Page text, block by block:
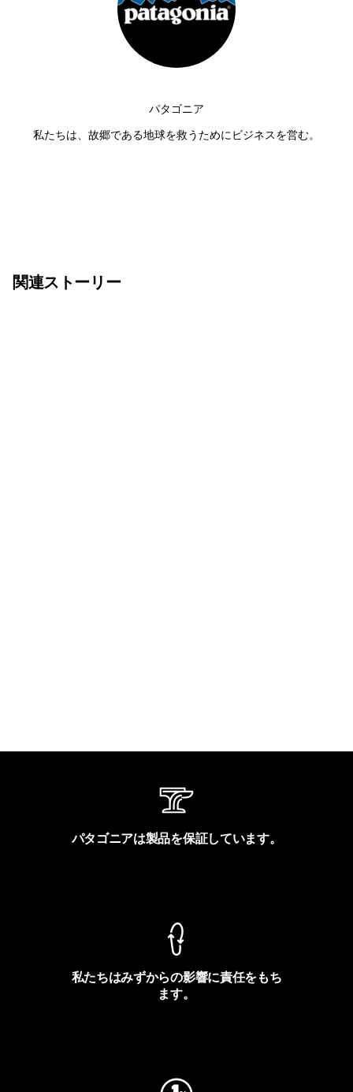
パタゴニア
私たちは、故郷である地球を救うためにビジネスを営む。
関連ストーリー
パタゴニアは製品を保証しています。
私たちはみずからの影響に責任をもち
ます。